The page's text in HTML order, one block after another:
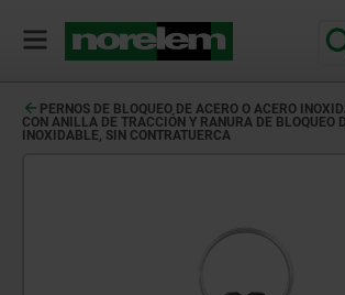
PERNOS DE BLOQUEO DE ACERO O ACERO
CON ANILLA DE TRACCIÓN Y RANURA DE BLOQUEO
INOXIDABLE, SIN CONTRATUERCA